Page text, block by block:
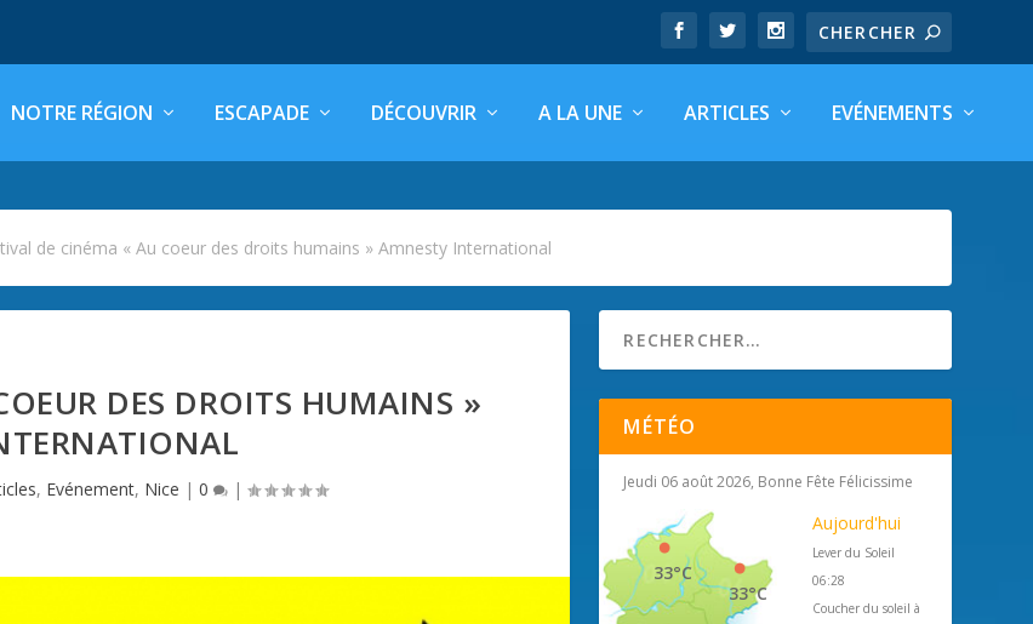
NOTRE RÉGION ESCAPADE DÉCOUVRIR A LA UNE ARTICLES EVÉNEMENTS
de cinéma « Au coeur des droits humains » Amnesty International
DES DROITS HUMAINS »
, Evénement, Nice | 0 |
MÉTÉO
Jeudi 06 août 2026, Bonne Fête Félicissime
33°C
33°C
Aujourd'hui
Lever du Soleil
06:28
Coucher du soleil à